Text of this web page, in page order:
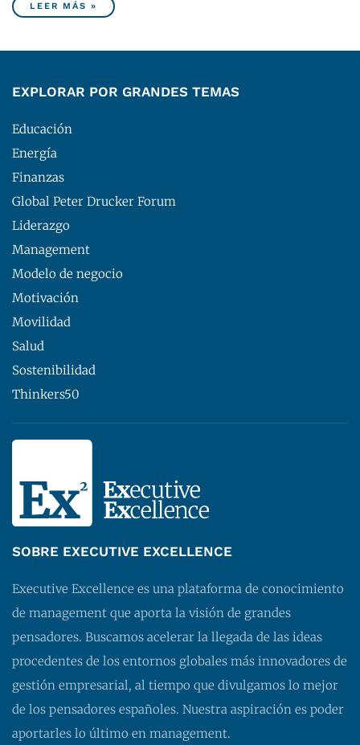
LEER MÁS »
EXPLORAR POR GRANDES TEMAS
Educación
Energía
Finanzas
Global Peter Drucker Forum
Liderazgo
Management
Modelo de negocio
Motivación
Movilidad
Salud
Sostenibilidad
Thinkers50
SOBRE EXECUTIVE EXCELLENCE
Executive Excellence es una plataforma de conocimiento
de management que aporta la visión de grandes
pensadores. Buscamos acelerar la llegada de las ideas
procedentes de los entornos globales más innovadores de
gestión empresarial, al tiempo que divulgamos lo mejor
de los pensadores españoles. Nuestra aspiración es poder
aportarles lo último en management.